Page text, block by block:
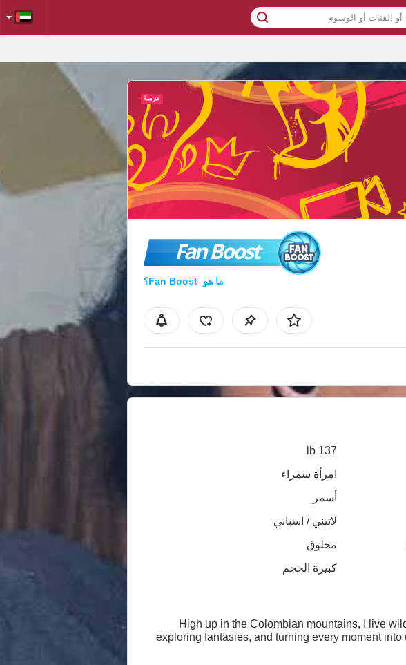
Fan Boost
ما هو Fan Boost؟
137 lb
امرأة سمراء
أسمر
لاتيني / اسباني
محلوق
كبيرة الحجم
"High up in the Colombian mountains, I live
exploring fantasies, and turning every moment